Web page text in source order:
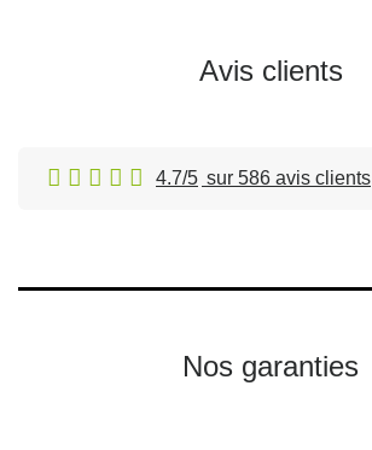
Avis clients
4.7/5 sur 586 avis clients
Nos garanties